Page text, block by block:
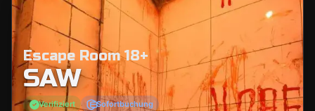
Escape Room 18+
SAW
Verifiziert Sofortbuchung